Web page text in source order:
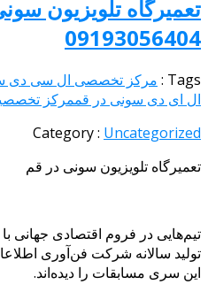
تلویزیون
مرکز تخصصی ال سی دی
ای دی سونی در قم مرکز تخصصیی
Category :
تلویزیون سونی در قم
در فروم اقتصادی جهانی با
سالانه شرکت فن‌آوری
سری مسابقات را دیده‌اند.